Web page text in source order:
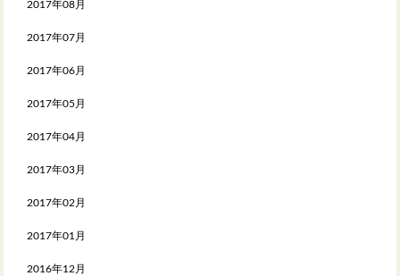
2017年08月
2017年07月
2017年06月
2017年05月
2017年04月
2017年03月
2017年02月
2017年01月
2016年12月